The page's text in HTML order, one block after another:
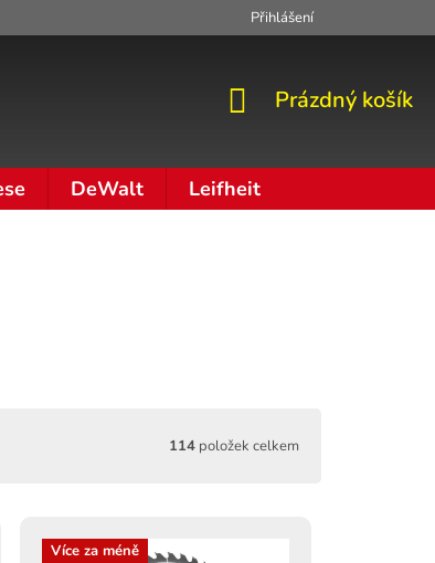
Moje objednávka
Přihlášení
NÁKUPNÍ
Prázdný košík
DeWalt Leifheit
114 položek celkem
Více za méně